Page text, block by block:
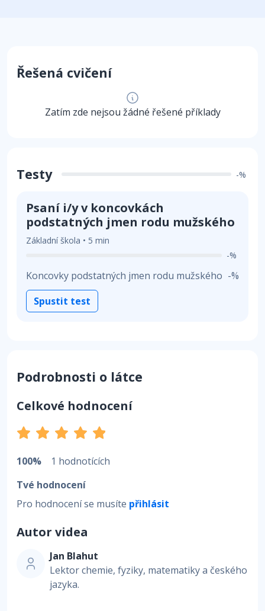
Řešená cvičení
Zatím zde nejsou žádné řešené příklady
Testy -%
Psaní i/y v koncovkách
podstatných jmen rodu mužského
Základní škola • 5 min
-%
Koncovky podstatných jmen rodu mužského -%
Spustit test
Podrobnosti o látce
Celkové hodnocení
100%
1 hodnotících
Tvé hodnocení
Pro hodnocení se musíte přihlásit
Autor videa
Jan Blahut
Lektor chemie, fyziky, matematiky a českého
jazyka.